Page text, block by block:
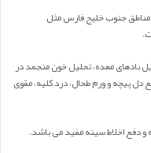
جنوب خلیج فارس مثل
بادهای معده، تحلیل خون منجمد در
پیچه و ورم طحال، درد کلیه، مقوی
و دفع اخلاط سینه مفید می باشد.